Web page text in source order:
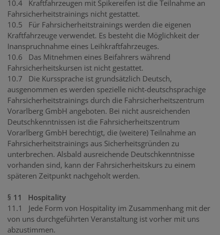
10.4 Kraftfahrzeugen mit Spikereifen ist die Teilnahme an
Fahrsicherheitstrainings nicht gestattet.
10.5 Für Fahrsicherheitstrainings werden die eigenen
Kraftfahrzeuge verwendet. Es besteht die Möglichkeit der
Inanspruchnahme eines Leihkraftfahrzeuges.
10.6 Das Mitnehmen eines Beifahrers während
Fahrsicherheitskursen ist nicht gestattet.
10.7 Die Kurssprache ist grundsätzlich Deutsch,
ausgenommen es werden spezielle nicht-deutschsprachige
Fahrsicherheitstrainings durch die Fahrsicherheitszentrum
Vorarlberg GmbH angeboten. Bei nicht ausreichenden
Deutschkenntnissen ist die Fahrsicherheitszentrum
Vorarlberg GmbH berechtigt, die (weitere) Teilnahme an
Fahrsicherheitstrainings aus Sicherheitsgründen zu
unterbrechen. Alsbald ausreichende Deutschkenntnisse
vorhanden sind, kann der Fahrsicherheitskurs zu einem
späteren Zeitpunkt nachgeholt werden.
§ 11 Hospitality
11.1 Jede Form von Hospitality im Zusammenhang mit der
von uns durchgeführten Veranstaltung ist vorher mit uns
abzustimmen.